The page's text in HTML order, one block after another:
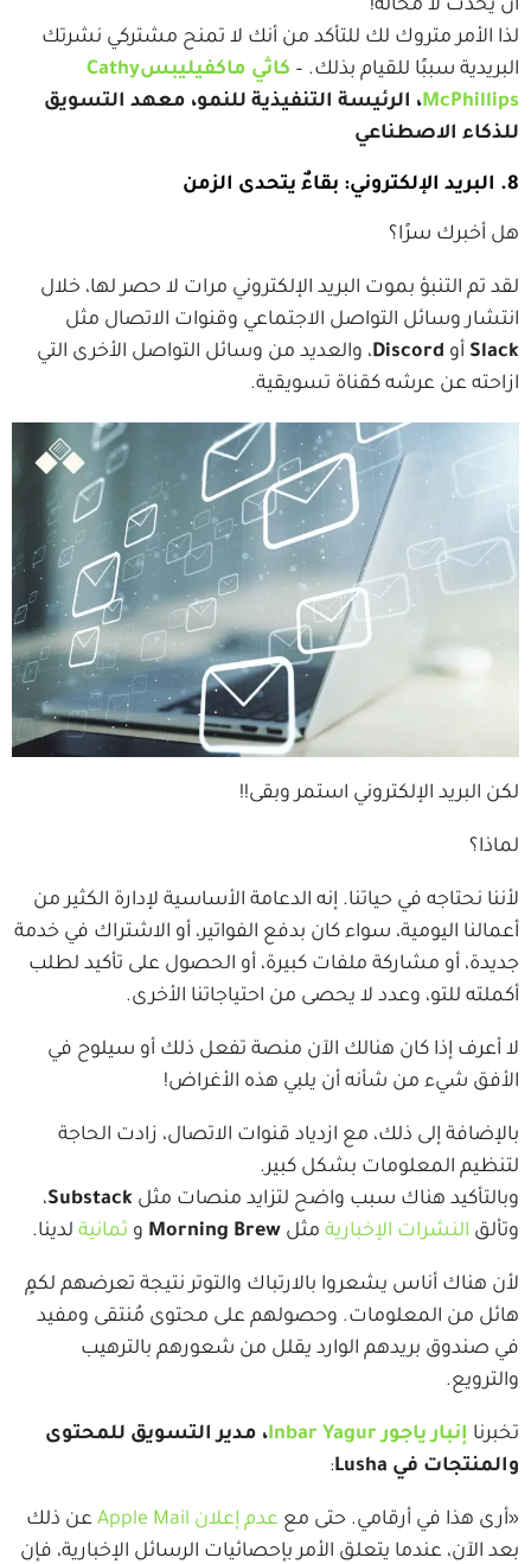
أن يحدث لا محالة!
لذا الأمر متروك لك للتأكد من أنك لا تمنح مشتركي نشرتك
البريدية سببًا للقيام بذلك. –
كاثي ماكفيليبسCathy
McPhillips، الرئيسة التنفيذية للنمو، معهد التسويق
للذكاء الاصطناعي
8. البريد الإلكتروني: بقاءٌ يتحدى الزمن
هل أخبرك سرًا؟
لقد تم التنبؤ بموت البريد الإلكتروني مرات لا حصر لها، خلال
انتشار وسائل التواصل الاجتماعي وقنوات الاتصال مثل
Slack أو Discord، والعديد من وسائل التواصل الأخرى التي
ازاحته عن عرشه كقناة تسويقية.
لكن البريد الإلكتروني استمر وبقى!!
لماذا؟
لأننا نحتاجه في حياتنا. إنه الدعامة الأساسية لإدارة الكثير من
أعمالنا اليومية، سواء كان بدفع الفواتير، أو الاشتراك في خدمة
جديدة، أو مشاركة ملفات كبيرة، أو الحصول على تأكيد لطلب
أكملته للتو، وعدد لا يحصى من احتياجاتنا الأخرى.
لا أعرف إذا كان هنالك الآن منصة تفعل ذلك أو سيلوح في
الأفق شيء من شأنه أن يلبي هذه الأغراض!
بالإضافة إلى ذلك، مع ازدياد قنوات الاتصال، زادت الحاجة
لتنظيم المعلومات بشكل كبير.
وبالتأكيد هناك سبب واضح لتزايد منصات مثل Substack،
وتألق النشرات الإخبارية مثل Morning Brew و ثمانية لدينا.
لأن هناك أناس يشعروا بالارتباك والتوتر نتيجة تعرضهم لكمٍ
هائل من المعلومات. وحصولهم على محتوى مُنتقى ومفيد
في صندوق بريدهم الوارد يقلل من شعورهم بالترهيب
والترويع.
تخبرنا إنبار ياجور Inbar Yagur
، مدير التسويق للمحتوى
والمنتجات في Lusha
:
«أرى هذا في أرقامي. حتى مع عدم إعلان Apple Mail
عن ذلك
بعد الآن، عندما يتعلق الأمر بإحصائيات الرسائل الإخبارية، فإن